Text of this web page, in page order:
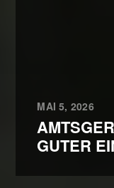
MAI 5, 2026
GUTER